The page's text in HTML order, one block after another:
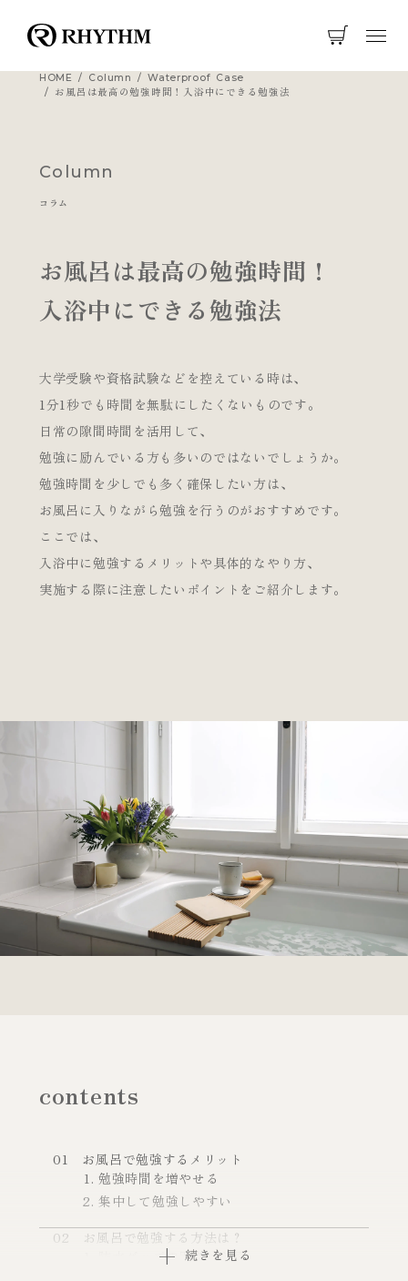
HOME Column
Waterproof Case
お風呂は最高の勉強時間！入浴中にできる勉強法
Column
コラム
お風呂は最高の勉強時間！
入浴中にできる勉強法
大学受験や資格試験などを控えている時は、
1分1秒でも時間を無駄にしたくないものです。
日常の隙間時間を活用して、
勉強に励んでいる方も多いのではないでしょうか。
勉強時間を少しでも多く確保したい方は、
お風呂に入りながら勉強を行うのがおすすめです。
ここでは、
入浴中に勉強するメリットや具体的なやり方、
実施する際に注意したいポイントをご紹介します。
contents
01
お風呂で勉強するメリット
勉強時間を増やせる
集中して勉強しやすい
02
お風呂で勉強する方法は？
防水グッズの用意は必須
続きを見る